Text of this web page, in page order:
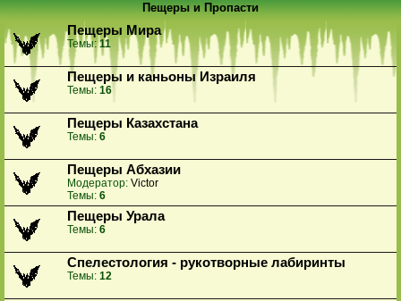
Пещеры и Пропасти
Пещеры Мира
Темы:11
Пещеры и каньоны Израиля
Темы: 16
Пещеры Казахстана
Темы: 6
Пещеры Абхазии
Модератор: Victor
Темы: 6
Пещеры Урала
Темы: 6
Спелестология - рукотворные лабиринты
Темы: 12